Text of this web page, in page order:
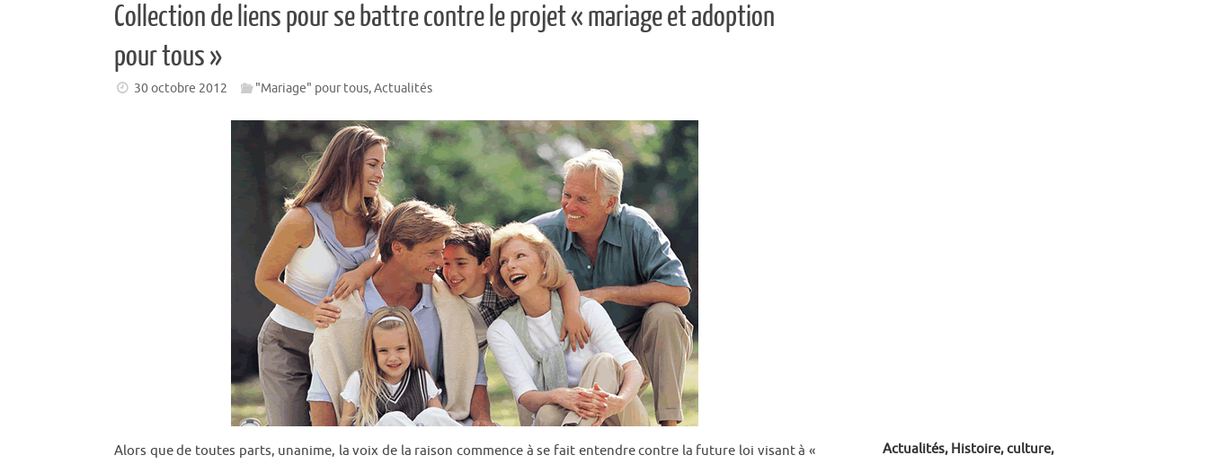
Collection de liens pour se battre contre le projet « mariage et adoption
30 octobre 2012 "Mariage" pour tous,Actualités
Alors que de toutes parts, unanime, la voix de la raison commence à se fait entendre contre la future loi visant à «
Actualités, Histoire, culture,